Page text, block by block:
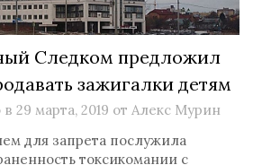
Следком предложил
зажигалки детям
в 29 марта, 2019 от Алекс Мурин
для запрета послужила
токсикомании с